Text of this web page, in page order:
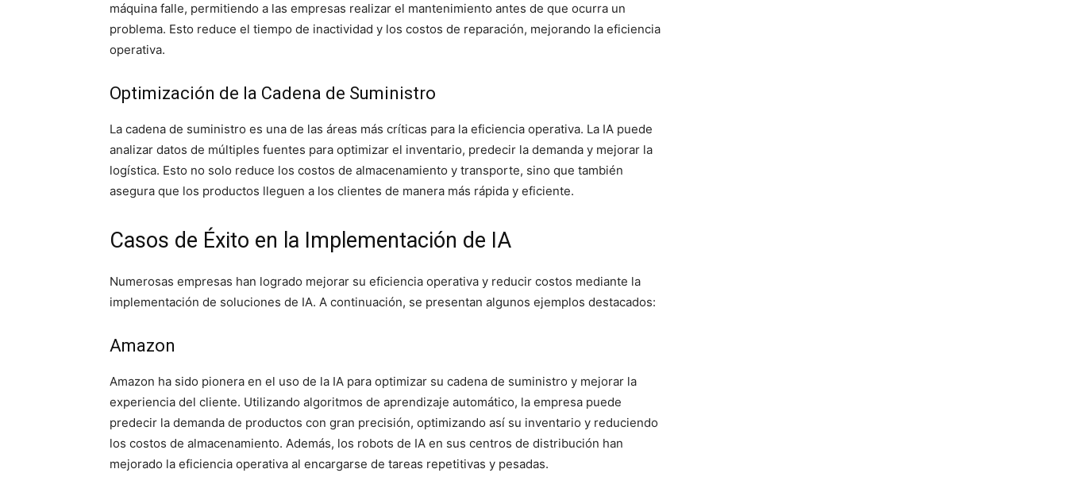
máquina falle, permitiendo a las empresas realizar el mantenimiento antes de que ocurra un
problema. Esto reduce el tiempo de inactividad y los costos de reparación, mejorando la eficiencia
operativa.
Optimización de la Cadena de Suministro
La cadena de suministro es una de las áreas más críticas para la eficiencia operativa. La IA puede
analizar datos de múltiples fuentes para optimizar el inventario, predecir la demanda y mejorar la
logística. Esto no solo reduce los costos de almacenamiento y transporte, sino que también
asegura que los productos lleguen a los clientes de manera más rápida y eficiente.
Casos de Éxito en la Implementación de IA
Numerosas empresas han logrado mejorar su eficiencia operativa y reducir costos mediante la
implementación de soluciones de IA. A continuación, se presentan algunos ejemplos destacados:
Amazon
Amazon ha sido pionera en el uso de la IA para optimizar su cadena de suministro y mejorar la
experiencia del cliente. Utilizando algoritmos de aprendizaje automático, la empresa puede
predecir la demanda de productos con gran precisión, optimizando así su inventario y reduciendo
los costos de almacenamiento. Además, los robots de IA en sus centros de distribución han
mejorado la eficiencia operativa al encargarse de tareas repetitivas y pesadas.